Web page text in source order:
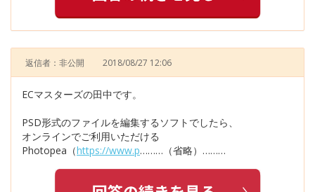
返信者：非公開 2018/08/27 12:06
ECマスターズの田中です。
PSD形式のファイルを編集するソフトでしたら、
オンラインでご利用いただける
Photopea（https://www.p………（省略）………